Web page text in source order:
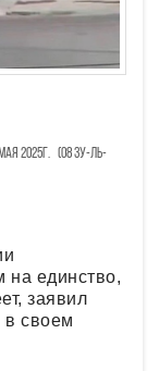
2025г. (08 Зу-ль-
на единство,
заявил
в своем